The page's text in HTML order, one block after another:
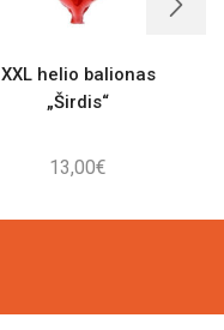
XXL helio balionas
„Širdis“
13,00€